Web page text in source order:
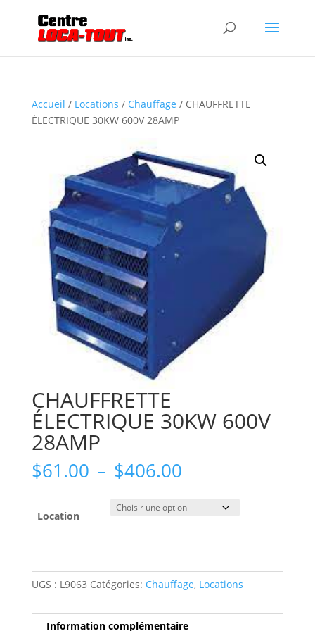
Accueil / Locations / Chauffage / CHAUFFRETTE
ÉLECTRIQUE 30KW 600V 28AMP
CHAUFFRETTE
ÉLECTRIQUE 30KW 600V
28AMP
$61.00 – $406.00Plage
prix :
$61.00
Location
UGS : L9063 Catégories: Chauffage, Locations
Information complémentaire